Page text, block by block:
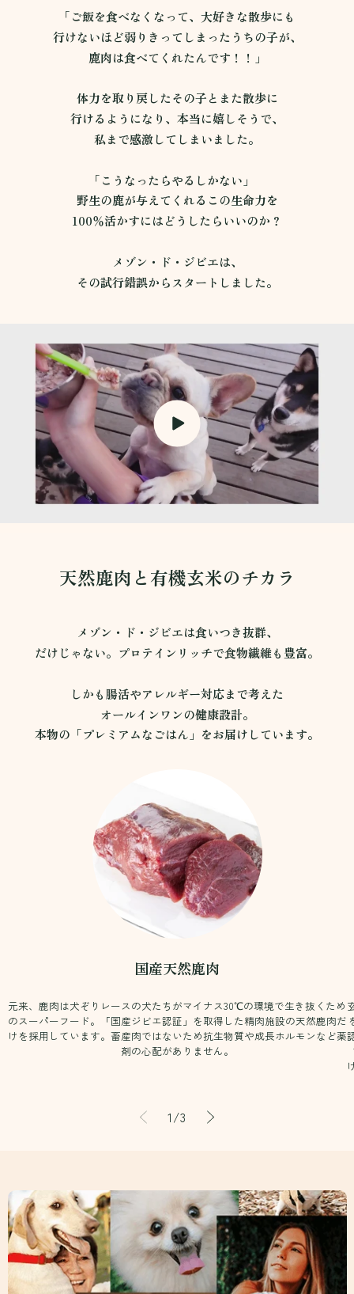
「ご飯を食べなくなって、大好きな散歩にも
行けないほど弱りきってしまったうちの子が、
鹿肉は食べてくれたんです！！」
体力を取り戻したその子とまた散歩に
行けるようになり、本当に嬉しそうで、
私まで感激してしまいました。
「こうなったらやるしかない」
野生の鹿が与えてくれるこの生命力を
100％活かすにはどうしたらいいのか？
メゾン・ド・ジビエは、
その試行錯誤からスタートしました。
天然鹿肉と有機玄米のチカラ
メゾン・ド・ジビエは食いつき抜群、
だけじゃない。プロテインリッチで食物繊維も豊富。
しかも腸活やアレルギー対応まで考えた
オールインワンの健康設計。
本物の「プレミアムなごはん」をお届けしています。
国産天然鹿肉
元来、鹿肉は犬ぞりレースの犬たちがマイナス30℃の環境で生き抜くため
のスーパーフード。「国産ジビエ認証」を取得した精肉施設の天然鹿肉だ
けを採用しています。畜産肉ではないため抗生物質や成長ホルモンなど薬
剤の心配がありません。
1/の
3